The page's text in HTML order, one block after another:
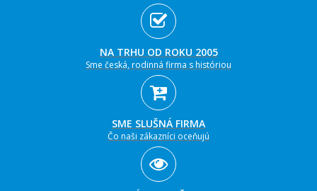
NA TRHU OD ROKU 2005
Sme česká, rodinná firma s históriou
SME SLUŠNÁ FIRMA
Čo naši zákazníci oceňujú